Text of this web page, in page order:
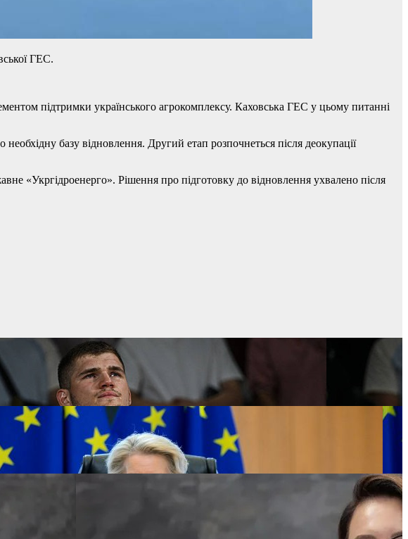
ГЕС.
підтримки українського агрокомплексу. Каховська ГЕС у цьому питанні
базу відновлення. Другий етап розпочнеться після деокупації
«Укргідроенерго». Рішення про підготовку до відновлення ухвалено після